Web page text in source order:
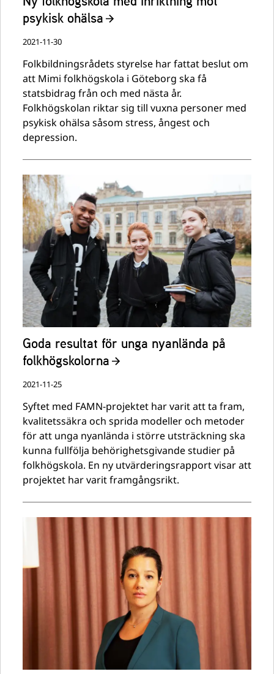
psykisk ohälsa
2021-11-30
Folkbildningsrådets styrelse har fattat beslut om
att Mimi folkhögskola i Göteborg ska få
statsbidrag från och med nästa år.
Folkhögskolan riktar sig till vuxna personer med
psykisk ohälsa såsom stress, ångest och
depression.
Goda resultat för unga nyanlända på
folkhögskolorna
2021-11-25
Syftet med FAMN-projektet har varit att ta fram,
kvalitetssäkra och sprida modeller och metoder
för att unga nyanlända i större utsträckning ska
kunna fullfölja behörighetsgivande studier på
folkhögskola. En ny utvärderingsrapport visar att
projektet har varit framgångsrikt.